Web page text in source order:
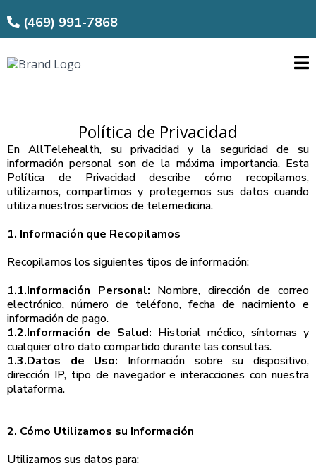
(469) 991-7868
Política de Privacidad
En AllTelehealth, su privacidad y la seguridad de su
información personal son de la máxima importancia. Esta
Política de Privacidad describe cómo recopilamos,
utilizamos, compartimos y protegemos sus datos cuando
utiliza nuestros servicios de telemedicina.
1. Información que Recopilamos
Recopilamos los siguientes tipos de información:
1.1.Información Personal: Nombre, dirección de correo
electrónico, número de teléfono, fecha de nacimiento e
información de pago.
1.2.Información de Salud: Historial médico, síntomas y
cualquier otro dato compartido durante las consultas.
1.3.Datos de Uso: Información sobre su dispositivo,
dirección IP, tipo de navegador e interacciones con nuestra
plataforma.
2. Cómo Utilizamos su Información
Utilizamos sus datos para: